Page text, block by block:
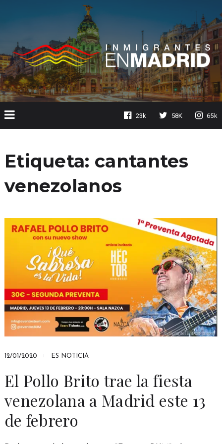
23k 58K 65k
Etiqueta: cantantes
venezolanos
12/01/2020 ES NOTICIA
El Pollo Brito trae la fiesta
venezolana a Madrid este 13
de febrero